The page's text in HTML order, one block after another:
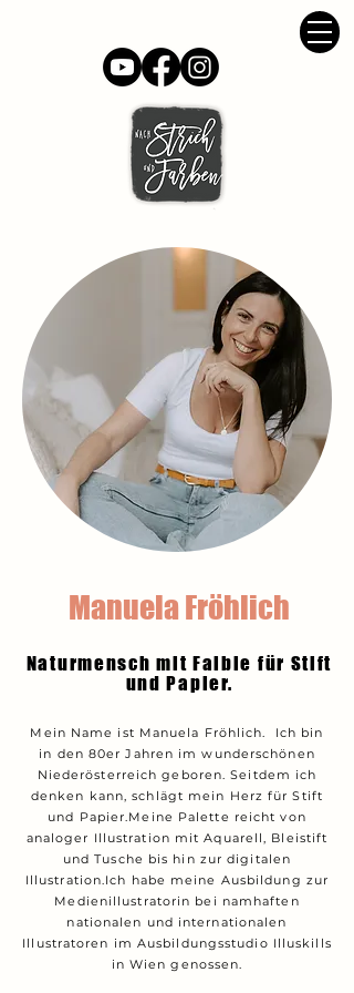
Mein Name ist Manuela Fröhlich. Ich bin
in den 80er Jahren im wunderschönen
Niederösterreich geboren. Seitdem ich
denken kann, schlägt mein Herz für Stift
und Papier.Meine Palette reicht von
analoger Illustration mit Aquarell, Bleistift
und Tusche bis hin zur digitalen
Illustration.Ich habe meine Ausbildung zur
Medienillustratorin bei namhaften
nationalen und internationalen
Illustratoren im Ausbildungsstudio Illuskills
in Wien genossen.
Manuela Fröhlich
Naturmensch mit Faible für Stift
und Papier.